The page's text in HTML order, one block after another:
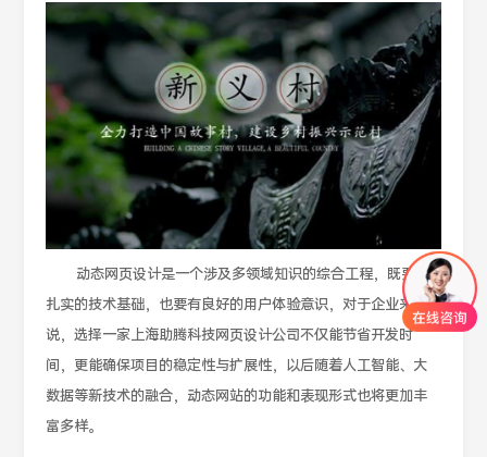
动态网页设计是一个涉及多领域知识的综合工程，既要有
扎实的技术基础，也要有良好的用户体验意识，对于企业来
说，选择一家上海助腾科技网页设计公司不仅能节省开发时
间，更能确保项目的稳定性与扩展性，以后随着人工智能、大
数据等新技术的融合，动态网站的功能和表现形式也将更加丰
富多样。